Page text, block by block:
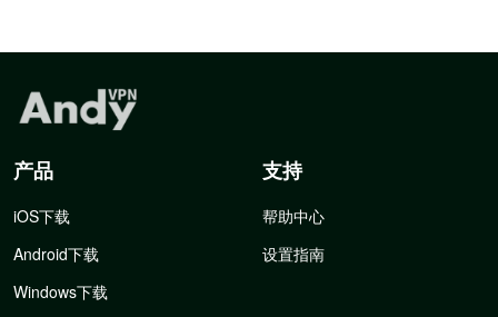
产品
iOS下载
Android下载
Windows下载
支持
帮助中心
设置指南